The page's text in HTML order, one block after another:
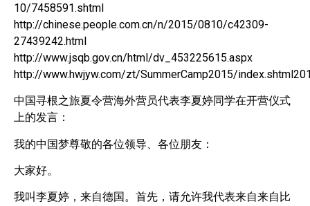
10/7458591.shtml
http://chinese.people.com.cn/n/2015/0810/c42309-
27439242.html
http://www.jsqb.gov.cn/html/dv_453225615.aspx
http://www.hwjyw.com/zt/SummerCamp2015/
中国寻根之旅夏令营海外营员代表李夏婷同学在开营仪式
上的发言：
我的中国梦尊敬的各位领导、各位朋友：
大家好。
我叫李夏婷，来自德国。首先，请允许我代表来自来自比